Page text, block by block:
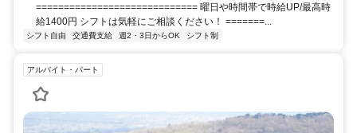
============================= 曜日や時間帯で時給UP/最高時
給1400円 シフトは気軽にご相談ください！ =======...
シフト自由 交通費支給 週2・3日からOK シフト制
アルバイト・パート